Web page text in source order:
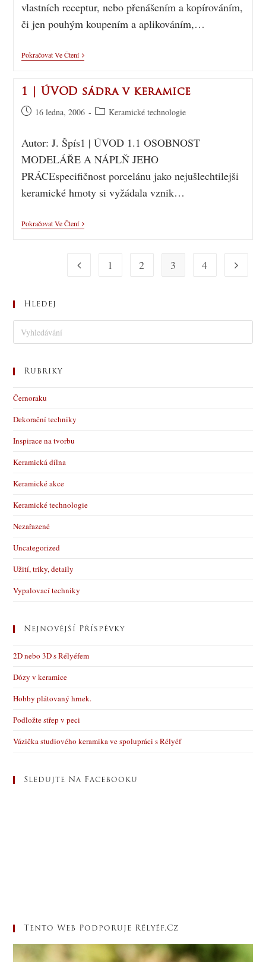
vlastních receptur, nebo přenášením a kopírováním,
či jen pouhým koupením a aplikováním,…
Pokračovat Ve Čtení
1 | ÚVOD sádra v keramice
16 ledna, 2006
Keramické technologie
Autor: J. Špís1 | ÚVOD 1.1 OSOBNOST
MODELÁŘE A NÁPLŇ JEHO
PRÁCEspecifičnost porcelánu jako nejušlechtilejši
keramické hmoty si vyžádala vznik…
Pokračovat Ve Čtení
1 2 3 4
Hledej
Rubriky
Černoraku
Dekorační techniky
Inspirace na tvorbu
Keramická dílna
Keramické akce
Keramické technologie
Nezařazené
Uncategorized
Užití, triky, detaily
Vypalovací techniky
Nejnovější Příspěvky
2D nebo 3D s Rélyéfem
Dózy v keramice
Hobby plátovaný hrnek.
Podložte střep v peci
Vázička studiového keramika ve spolupráci s Rélyéf
Sledujte Na Facebooku
Tento Web Podporuje Rélyéf.cz